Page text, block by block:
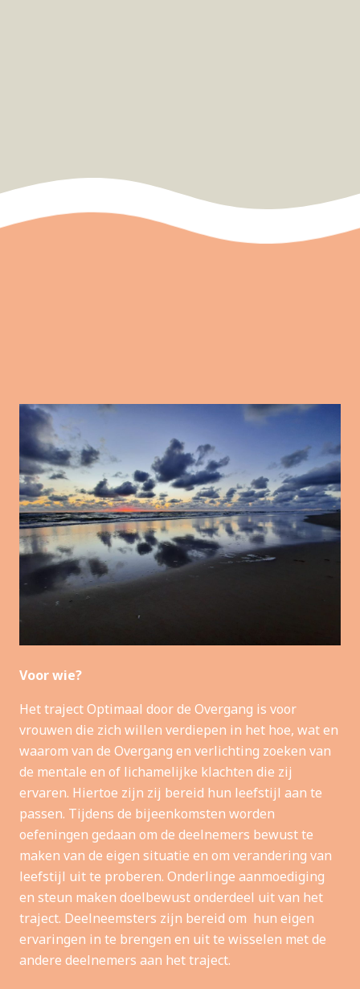
Voor wie?
Het traject Optimaal door de Overgang is voor
vrouwen die zich willen verdiepen in het hoe, wat en
waarom van de Overgang en verlichting zoeken van
de mentale en of lichamelijke klachten die zij
ervaren. Hiertoe zijn zij bereid hun leefstijl aan te
passen. Tijdens de bijeenkomsten worden
oefeningen gedaan om de deelnemers bewust te
maken van de eigen situatie en om verandering van
leefstijl uit te proberen. Onderlinge aanmoediging
en steun maken doelbewust onderdeel uit van het
traject. Deelneemsters zijn bereid om hun eigen
ervaringen in te brengen en uit te wisselen met de
andere deelnemers aan het traject.